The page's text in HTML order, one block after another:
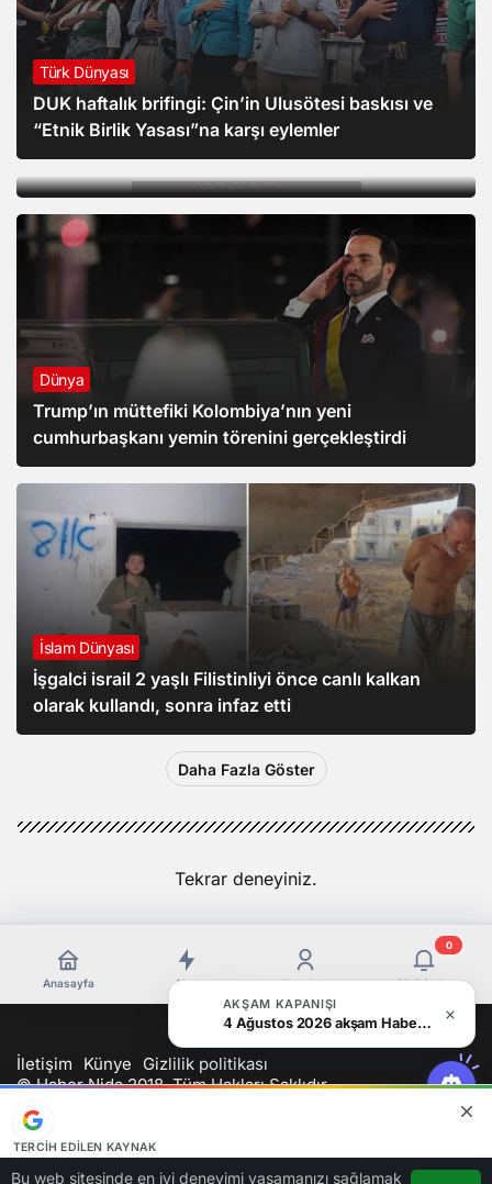
Türk Dünyası
DUK haftalık brifingi: Çin’in Ulusötesi baskısı ve
“Etnik Birlik Yasası”na karşı eylemler
Siyaset
Hükümetin “Çerçeve Yasa” teklifi komisyonda
Dünya
Trump’ın müttefiki Kolombiya’nın yeni
cumhurbaşkanı yemin törenini gerçekleştirdi
İslam Dünyası
İşgalci israil 2 yaşlı Filistinliyi önce canlı kalkan
olarak kullandı, sonra infaz etti
Daha Fazla Göster
Tekrar deneyiniz.
AKŞAM KAPANIŞI
4 Ağustos 2026 akşam Haber Bülteni
Bu web sitesinde en iyi deneyimi yaşamanızı sağlamak
Anasayfa Akış Hesabım Bildirimler
0
İletişim Künye
Gizlilik politikası
© Haber Nida 2018, Tüm Hakları Saklıdır
TERCIH EDILEN KAYNAK